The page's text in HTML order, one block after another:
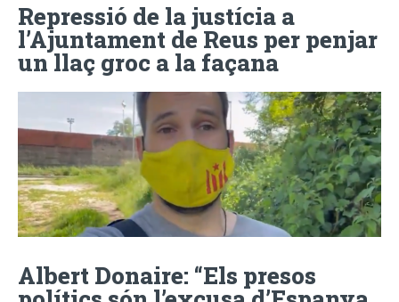
Repressió de la justícia a
l’Ajuntament de Reus per penjar
un llaç groc a la façana
Albert Donaire: “Els presos